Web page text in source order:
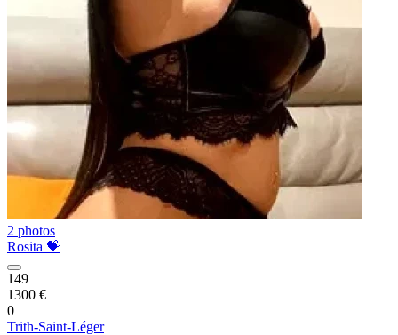
2 photos
Rosita 💝
149
1300 €
0
Trith-Saint-Léger